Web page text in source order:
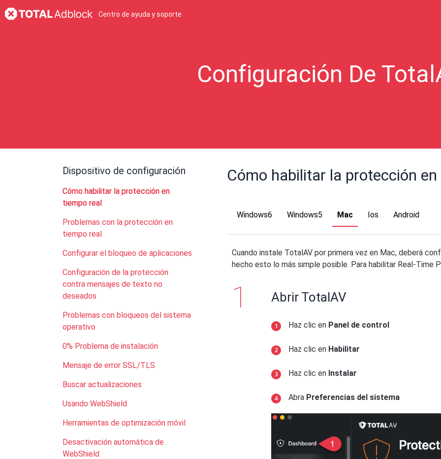
Centro de ayuda y soporte
Configuración De
Dispositivo de configuración
Cómo habilitar la protección en
tiempo real
Problemas con la protección en
tiempo real
Configurar el bloqueo de aplicaciones
Configuración de la protección
contra mensajes de texto no
deseados
Problemas con bloqueos del sistema
operativo
0% Problema de instalación
Mensaje de error SSL/TLS
Buscar actualizaciones
Usando WebShield
Herramientas de optimización móvil
Desactivación automática de
WebShield
Cómo habilitar la protección
Windows6 Windows5 Mac Ios Android
Cuando instale TotalAV por primera vez en Mac, deberá
hecho esto lo más simple posible. Para habilitar Real-Time
Abrir TotalAV
Haz clic en Panel de control
Haz clic en Habilitar
Haz clic en Instalar
Abra Preferencias del sistema